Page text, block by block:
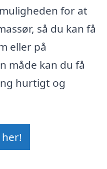
for at
så du kan få
eller på
måde kan du få
hurtigt og